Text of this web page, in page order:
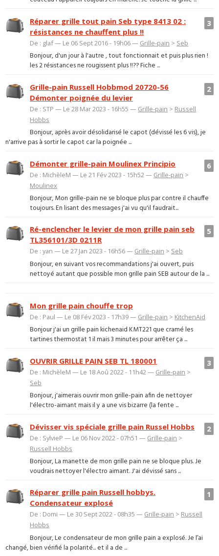
3
Réparer grille tout pain Seb type 8413 02 :
résistances ne chauffent plus !!
De : glaf — Le 06 Sept 2016 - 19h06 — Grille-pain > Seb
Bonjour, d'un jour à l'autre , tout fonctionnait et puis plus rien !
les 2 résistances ne rougissent plus !!?? Fiche ...
2
Grille-pain Russell Hobbmod 20720-56
Démonter poignée du levier
De : STP — Le 28 Mar 2023 - 16h55 — Grille-pain > Russell
Hobbs
Bonjour, après avoir désolidarisé le capot (dévissé les 6 vis), je
n'arrive pas à sortir le capot car la poignée ...
6
Démonter grille-pain Moulinex Principio
De : MichèleM — Le 21 Fév 2023 - 15h52 — Grille-pain >
Moulinex
Bonjour, Mon grille-pain ne se bloque plus par contre il chauffe
toujours. En lisant des messages j'ai vu qu'il faudrait...
5
Ré-enclencher le levier de mon grille pain seb
TL356101/3D 0211R
De : yan — Le 27 Jan 2023 - 16h56 — Grille-pain > Seb
Bonjour, en suivant vos recommandations j'ai ouvert, puis
nettoyé autant que possible mon grille pain SEB autour de la ...
Mon grille pain chouffe trop
De : Paul — Le 08 Fév 2023 - 17h39 — Grille-pain > KitchenAid
Bonjour j'ai un grille pain kichenaid KMT221 que cramé les
tartines thermostat 1 il mais 3 minutes pour arrêter ça ...
3
OUVRIR GRILLE PAIN SEB TL 180001
De : MichèleM — Le 18 Aoû 2022 - 11h42 — Grille-pain >
Seb
Bonjour, j'aimerais ouvrir mon grille-pain afin de nettoyer
l'électro-aimant mais il y a une vis bizarre (la fente ...
2
Dévisser vis spéciale grille pain Russel Hobbs
De : SylvieP — Le 06 Nov 2022 - 07h51 — Grille-pain >
Russell Hobbs
Bonjour, La manette de mon grille pain ne se bloque plus. Je
voudrais nettoyer l'électro aimant. J'ai dévissé sans ...
1
Réparer grille pain Russell hobbys.
Condensateur explosé
De : Domi — Le 30 Sept 2022 - 08h35 — Grille-pain > Russell
Hobbs
Bonjour, Le condensateur de mon grille pain a explosé. Je l’ai
changé, bien vérifié la polarité... et il a de ...